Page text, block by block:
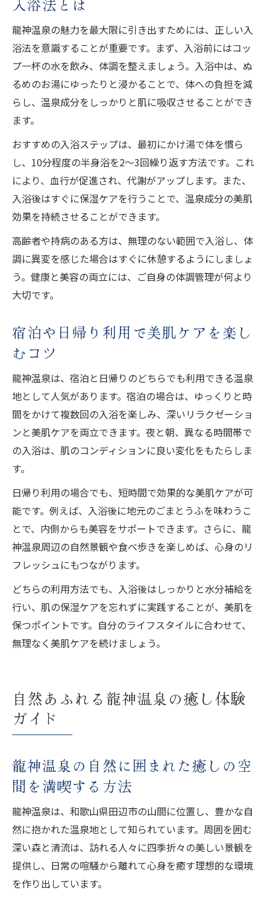
龍神温泉の魅力を最大限に引き出すためには、正しい入
浴法を意識することが重要です。まず、入浴前にはコッ
プ一杯の水を飲み、体調を整えましょう。入浴中は、ぬ
るめのお湯にゆったりと浸かることで、体への負担を減
らし、温泉成分をしっかりと肌に吸収させることができ
ます。
おすすめの入浴ステップは、最初にかけ湯で体を慣ら
し、10分程度の半身浴を2〜3回繰り返す方法です。これ
により、血行が促進され、代謝がアップします。また、
入浴後はすぐに保湿ケアを行うことで、温泉成分の美肌
効果を持続させることができます。
高齢者や持病のある方は、無理のない範囲で入浴し、体
調に異変を感じた場合はすぐに休憩するようにしましょ
う。健康と美容の両立には、ご自身の体調管理が何より
大切です。
宿泊や日帰り利用で美肌ケアを楽し
むコツ
龍神温泉は、宿泊と日帰りのどちらでも利用できる温泉
地として人気があります。宿泊の場合は、ゆっくりと時
間をかけて複数回の入浴を楽しみ、深いリラクゼーショ
ンと美肌ケアを両立できます。夜と朝、異なる時間帯で
の入浴は、肌のコンディションに良い変化をもたらしま
す。
日帰り利用の場合でも、短時間で効果的な美肌ケアが可
能です。例えば、入浴後に地元のごまとうふを味わうこ
とで、内側からも美容をサポートできます。さらに、龍
神温泉周辺の自然景観や食べ歩きを楽しめば、心身のリ
フレッシュにもつながります。
どちらの利用方法でも、入浴後はしっかりと水分補給を
行い、肌の保湿ケアを忘れずに実践することが、美肌を
保つポイントです。自分のライフスタイルに合わせて、
無理なく美肌ケアを続けましょう。
自然あふれる龍神温泉の癒し体験
ガイド
龍神温泉の自然に囲まれた癒しの空
間を満喫する方法
龍神温泉は、和歌山県田辺市の山間に位置し、豊かな自
然に抱かれた温泉地として知られています。周囲を囲む
深い森と清流は、訪れる人々に四季折々の美しい景観を
提供し、日常の喧騒から離れて心身を癒す理想的な環境
を作り出しています。